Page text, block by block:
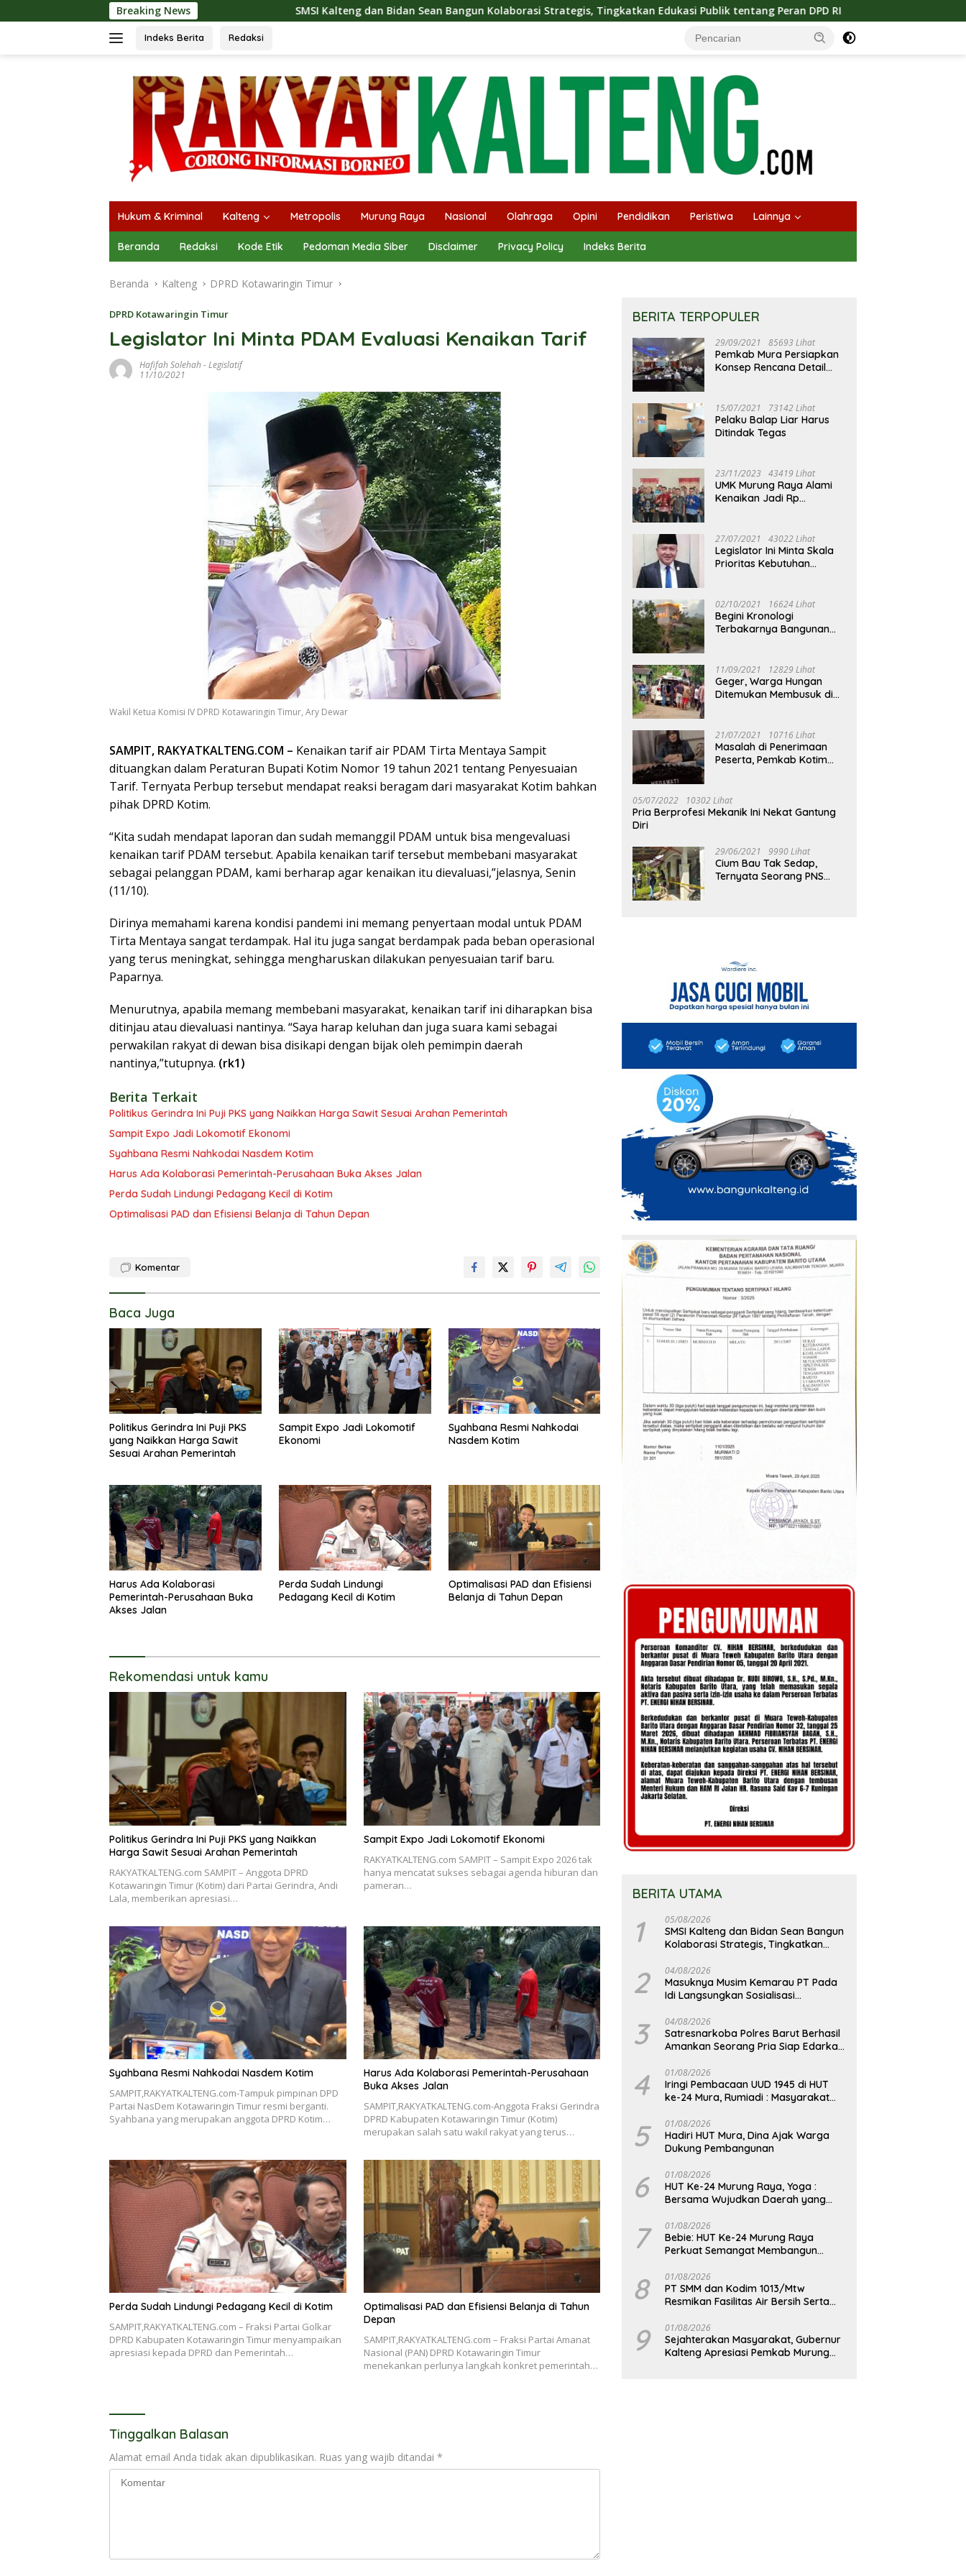
ke
Breaking NewsSMSI Kalteng dan Bidan Sean Bangun Kolaborasi Strategis, Tingkatkan Edukasi Publik tentang Peran DPD RI Masuknya Musim Kemarau PT Pada
Indeks Berita Redaksi
Hukum & Kriminal Kalteng Metropolis Murung Raya Nasional Olahraga Opini Pendidikan Peristiwa Lainnya
Beranda Redaksi Kode Etik Pedoman Media Siber Disclaimer Privacy Policy Indeks Berita
Beranda Kalteng DPRD Kotawaringin Timur
DPRD Kotawaringin Timur
Legislator Ini Minta PDAM Evaluasi Kenaikan Tarif
Hafifah Solehah -Legislatif
11/10/2021
Wakil Ketua Komisi IV DPRD Kotawaringin Timur, Ary Dewar
SAMPIT, RAKYATKALTENG.COM – Kenaikan tarif air PDAM Tirta Mentaya Sampit
dituangkan dalam Peraturan Bupati Kotim Nomor 19 tahun 2021 tentang Penyesuaian
Tarif. Ternyata Perbup tersebut mendapat reaksi beragam dari masyarakat Kotim bahkan
pihak DPRD Kotim.
“Kita sudah mendapat laporan dan sudah memanggil PDAM untuk bisa mengevaluasi
kenaikan tarif PDAM tersebut. Apabila kenaikan tarif tersebut membebani masyarakat
sebagai pelanggan PDAM, kami berharap agar kenaikan itu dievaluasi,”jelasnya, Senin
(11/10).
Dirinya memahami karena kondisi pandemi ini memang penyertaan modal untuk PDAM
Tirta Mentaya sangat terdampak. Hal itu juga sangat berdampak pada beban operasional
yang terus meningkat, sehingga mengharuskan dilakukan penyesuaian tarif baru.
Paparnya.
Menurutnya, apabila memang membebani masyarakat, kenaikan tarif ini diharapkan bisa
ditinjau atau dievaluasi nantinya. “Saya harap keluhan dan juga suara kami sebagai
perwakilan rakyat di dewan bisa disikapi dengan bijak oleh pemimpin daerah
nantinya,”tutupnya. (rk1)
Berita Terkait
Politikus Gerindra Ini Puji PKS yang Naikkan Harga Sawit Sesuai Arahan Pemerintah
Sampit Expo Jadi Lokomotif Ekonomi
Syahbana Resmi Nahkodai Nasdem Kotim
Harus Ada Kolaborasi Pemerintah-Perusahaan Buka Akses Jalan
Perda Sudah Lindungi Pedagang Kecil di Kotim
Optimalisasi PAD dan Efisiensi Belanja di Tahun Depan
Komentar
Baca Juga
Politikus Gerindra Ini Puji PKS
yang Naikkan Harga Sawit
Sesuai Arahan Pemerintah
Sampit Expo Jadi Lokomotif
Ekonomi
Syahbana Resmi Nahkodai
Nasdem Kotim
Harus Ada Kolaborasi
Pemerintah-Perusahaan Buka
Akses Jalan
Perda Sudah Lindungi
Pedagang Kecil di Kotim
Optimalisasi PAD dan Efisiensi
Belanja di Tahun Depan
Rekomendasi untuk kamu
Politikus Gerindra Ini Puji PKS yang Naikkan
Harga Sawit Sesuai Arahan Pemerintah
RAKYATKALTENG.com SAMPIT – Anggota DPRD
Kotawaringin Timur (Kotim) dari Partai Gerindra, Andi
Lala, memberikan apresiasi…
Sampit Expo Jadi Lokomotif Ekonomi
RAKYATKALTENG.com SAMPIT – Sampit Expo 2026 tak
hanya mencatat sukses sebagai agenda hiburan dan
pameran…
Syahbana Resmi Nahkodai Nasdem Kotim
SAMPIT,RAKYATKALTENG.com-Tampuk pimpinan DPD
Partai NasDem Kotawaringin Timur resmi berganti.
Syahbana yang merupakan anggota DPRD Kotim…
Harus Ada Kolaborasi Pemerintah-Perusahaan
Buka Akses Jalan
SAMPIT,RAKYATKALTENG.com-Anggota Fraksi Gerindra
DPRD Kabupaten Kotawaringin Timur (Kotim)
merupakan salah satu wakil rakyat yang terus…
Perda Sudah Lindungi Pedagang Kecil di Kotim
SAMPIT,RAKYATKALTENG.com – Fraksi Partai Golkar
DPRD Kabupaten Kotawaringin Timur menyampaikan
apresiasi kepada DPRD dan Pemerintah…
Optimalisasi PAD dan Efisiensi Belanja di Tahun
Depan
SAMPIT,RAKYATKALTENG.com – Fraksi Partai Amanat
Nasional (PAN) DPRD Kotawaringin Timur
menekankan perlunya langkah konkret pemerintah…
Tinggalkan Balasan
Alamat email Anda tidak akan dipublikasikan. Ruas yang wajib ditandai *
BERITA TERPOPULER
29/09/2021 85693 Lihat
Pemkab Mura Persiapkan
Konsep Rencana Detail
15/07/2021 73142 Lihat
Pelaku Balap Liar Harus
Ditindak Tegas
23/11/2023 43419 Lihat
UMK Murung Raya Alami
Kenaikan Jadi Rp
27/07/2021 43022 Lihat
Legislator Ini Minta Skala
Prioritas Kebutuhan
02/10/2021 16624 Lihat
Begini Kronologi
Terbakarnya Bangunan
11/09/2021 12829 Lihat
Geger, Warga Hungan
Ditemukan Membusuk di
21/07/2021 10716 Lihat
Masalah di Penerimaan
Peserta, Pemkab Kotim
05/07/2022 10302 Lihat
Pria Berprofesi Mekanik Ini Nekat Gantung
Diri
29/06/2021 9990 Lihat
Cium Bau Tak Sedap,
Ternyata Seorang PNS
BERITA UTAMA
1 05/08/2026
SMSI Kalteng dan Bidan Sean Bangun
Kolaborasi Strategis, Tingkatkan
2 04/08/2026
Masuknya Musim Kemarau PT Pada
Idi Langsungkan Sosialisasi
3 04/08/2026
Satresnarkoba Polres Barut Berhasil
Amankan Seorang Pria Siap Edarkan
Gram
4 01/08/2026
Iringi Pembacaan UUD 1945 di HUT
ke-24 Mura, Rumiadi : Masyarakat
yang Lebih Besar
5 01/08/2026
Hadiri HUT Mura, Dina Ajak Warga
Dukung Pembangunan
6 01/08/2026
HUT Ke-24 Murung Raya, Yoga :
Bersama Wujudkan Daerah yang
7 01/08/2026
Bebie: HUT Ke-24 Murung Raya
Perkuat Semangat Membangun
8 01/08/2026
PT SMM dan Kodim 1013/Mtw
Resmikan Fasilitas Air Bersih Serta
Masyarakat
9 01/08/2026
Sejahterakan Masyarakat, Gubernur
Kalteng Apresiasi Pemkab Murung